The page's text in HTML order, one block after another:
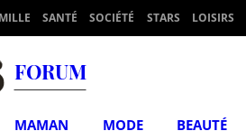
SANTÉ SOCIÉTÉ STARS LOISIRS
FORUM
MAMAN MODE BEAUTÉ